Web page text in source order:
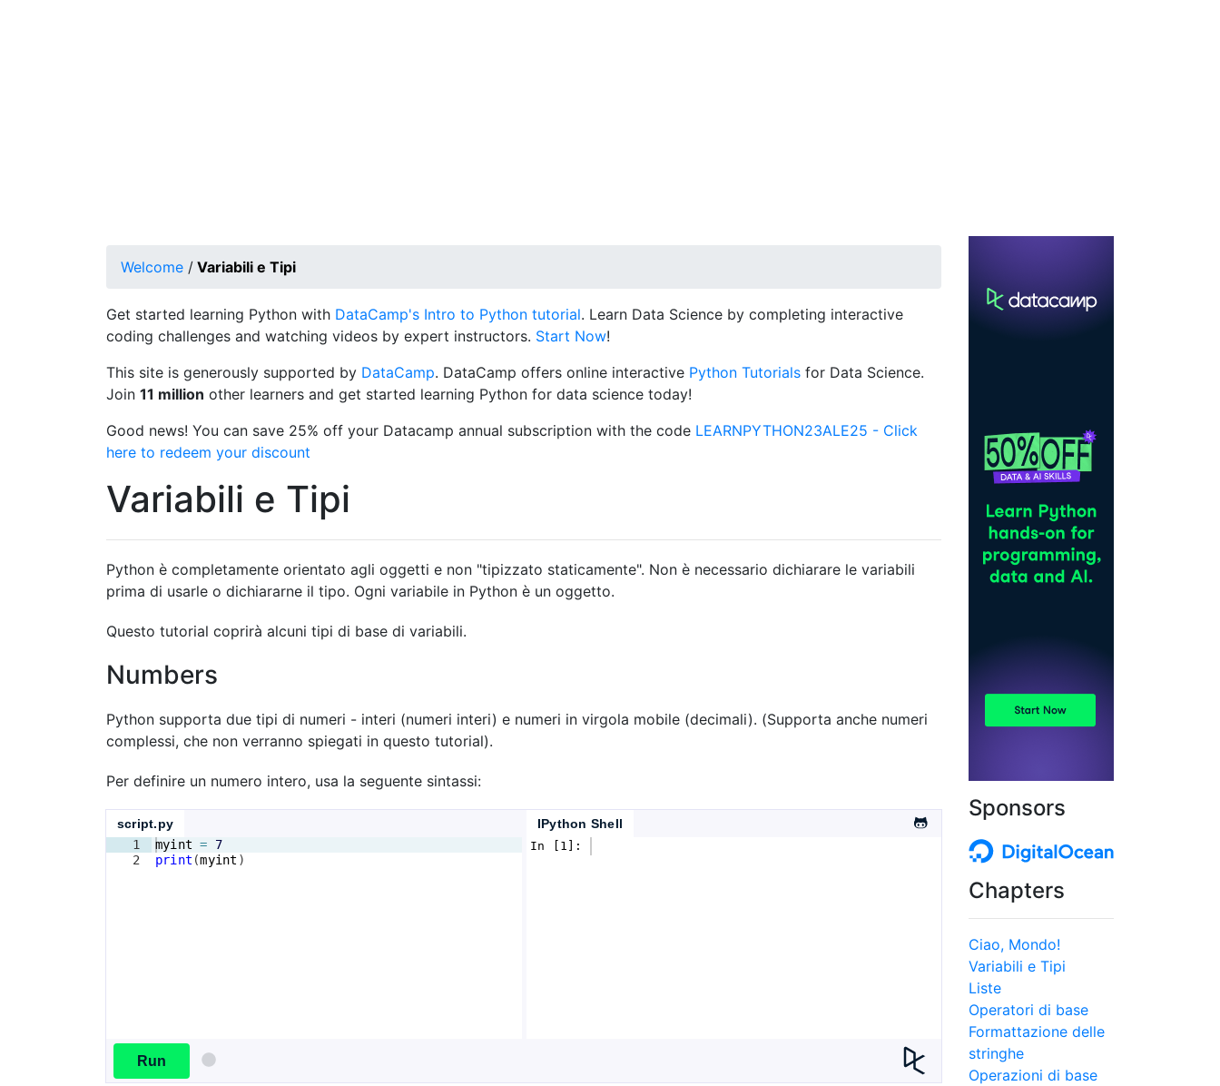
Welcome / Variabili e Tipi
Get started learning Python with DataCamp's Intro to Python tutorial. Learn Data Science by completing interactive
coding challenges and watching videos by expert instructors. Start Now!
This site is generously supported by DataCamp. DataCamp offers online interactive Python Tutorials for Data Science.
Join 11 million other learners and get started learning Python for data science today!
Good news! You can save 25% off your Datacamp annual subscription with the code LEARNPYTHON23ALE25 - Click
here to redeem your discount
Variabili e Tipi
Python è completamente orientato agli oggetti e non "tipizzato staticamente". Non è necessario dichiarare le variabili
prima di usarle o dichiararne il tipo. Ogni variabile in Python è un oggetto.
Questo tutorial coprirà alcuni tipi di base di variabili.
Numbers
Python supporta due tipi di numeri - interi (numeri interi) e numeri in virgola mobile (decimali). (Supporta anche numeri
complessi, che non verranno spiegati in questo tutorial).
Per definire un numero intero, usa la seguente sintassi:
script.py
1
2
myint =
7
print (myint )
IPython Shell
In [1]:
Run
Sponsors
Chapters
Ciao, Mondo!
Variabili e Tipi
Liste
Operatori di base
Formattazione delle
stringhe
Operazioni di base